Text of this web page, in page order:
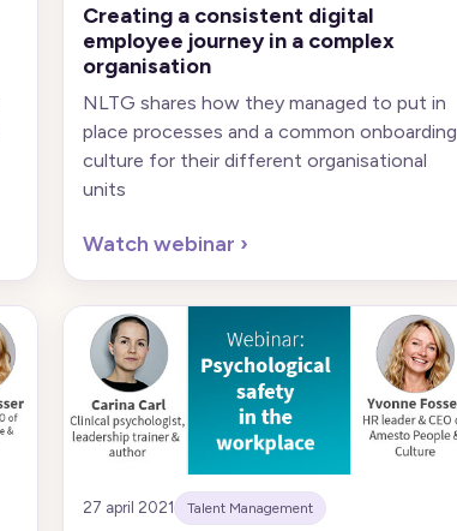
Creating a consistent digital
employee journey in a complex
organisation
NLTG shares how they managed to put in
place processes and a common onboarding
culture for their different organisational
units
Watch webinar ›
27 april 2021 Talent Management